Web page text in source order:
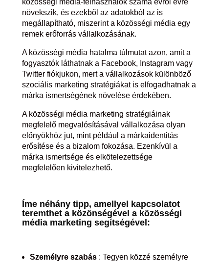
közösségi média-felhasználók száma évről évre
növekszik, és ezekből az adatokból az is
megállapítható, miszerint a közösségi média egy
remek erőforrás vállalkozásának.
A közösségi média hatalma túlmutat azon, amit a
fogyasztók láthatnak a Facebook, Instagram vagy
Twitter fiókjukon, mert a vállalkozások különböző
szociális marketing stratégiákat is elfogadhatnak a
márka ismertségének növelése érdekében.
A közösségi média marketing stratégiáinak
megfelelő megvalósításával vállalkozása olyan
előnyökhöz jut, mint például a márkaidentitás
erősítése és a bizalom fokozása. Ezenkívül a
márka ismertsége és elkötelezettsége
megfelelően kivitelezhető.
Íme néhány tipp, amellyel kapcsolatot
teremthet a közönségével a közösségi
média marketing segítségével:
Személyre szabás: Tegyen közzé személyre